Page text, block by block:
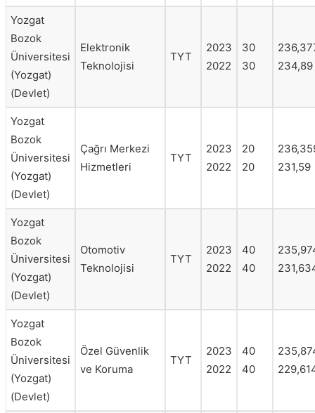
Yozgat
Bozok
Üniversitesi
(Yozgat)
(Devlet)
Elektronik
Teknolojisi
TYT
2023
2022
30
30
234,89
Yozgat
Bozok
Üniversitesi
(Yozgat)
(Devlet)
Çağrı Merkezi
Hizmetleri
TYT
2023
2022
20
20
231,59
Yozgat
Bozok
Üniversitesi
(Yozgat)
(Devlet)
Otomotiv
Teknolojisi
TYT
2023
2022
40
40
Yozgat
Bozok
Üniversitesi
(Yozgat)
(Devlet)
Özel Güvenlik
ve Koruma
TYT
2023
2022
40
40